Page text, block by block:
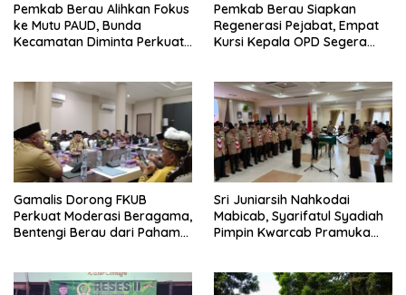
Pemkab Berau Alihkan Fokus
ke Mutu PAUD, Bunda
Kecamatan Diminta Perkuat
Pemkab Berau Siapkan
Regenerasi Pejabat, Empat
Kursi Kepala OPD Segera
Gamalis Dorong FKUB
Perkuat Moderasi Beragama,
Bentengi Berau dari Paham
Sri Juniarsih Nahkodai
Mabicab, Syarifatul Syadiah
Pimpin Kwarcab Pramuka